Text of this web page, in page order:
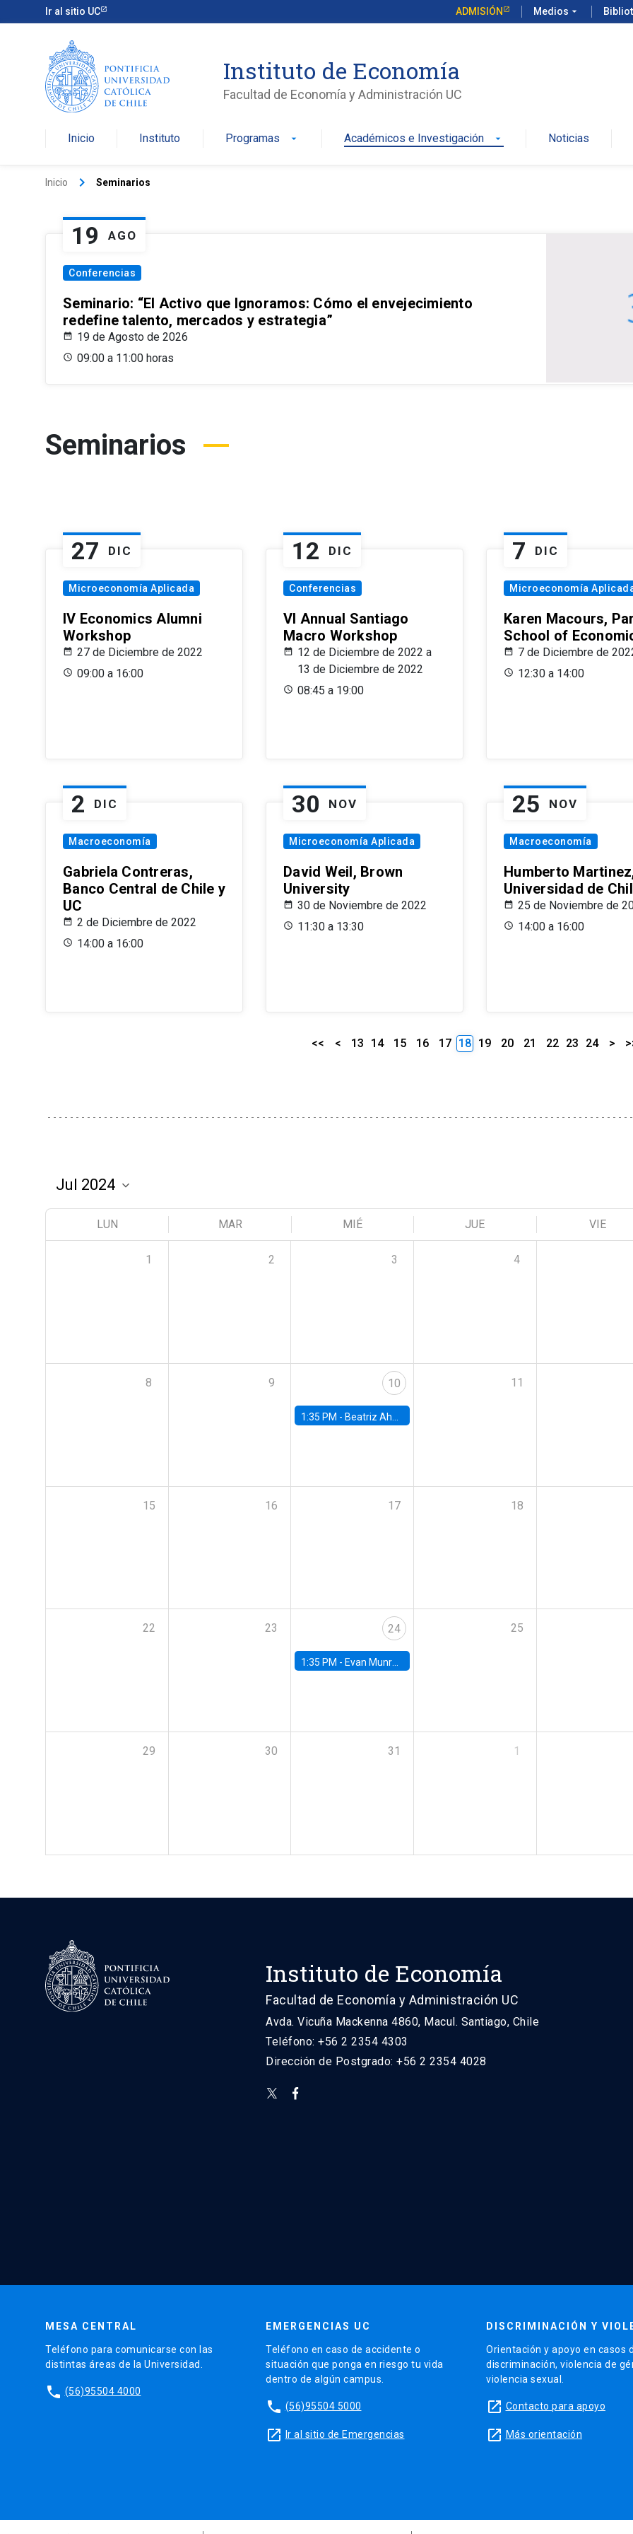
Ir al sitio UC ADMISIÓN Medios arrow_drop_down
Instituto de Economía
Facultad de Economía y Administración UC
Inicio Instituto Programas arrow_drop_down Académicos e Investigación arrow_drop_down Noticias
Inicio keyboard_arrow_right Seminarios
19 AGO
Conferencias
Seminario: “El Activo que Ignoramos: Cómo el envejecimiento
redefine talento, mercados y estrategia”
19 de Agosto de 2026
09:00 a 11:00 horas
Seminarios
27 DIC
Microeconomía Aplicada
IV Economics Alumni
Workshop
27 de Diciembre de 2022
09:00 a 16:00
12 DIC
Conferencias
VI Annual Santiago
Macro Workshop
12 de Diciembre de 2022 a
13 de Diciembre de 2022
08:45 a 19:00
7 DIC
Microeconomía
Karen Macours,
School of
7 de Diciembre de
12:30 a 14:00
2 DIC
Macroeconomía
Gabriela Contreras,
Banco Central de Chile y
UC
2 de Diciembre de 2022
14:00 a 16:00
30 NOV
Microeconomía Aplicada
David Weil, Brown
University
30 de Noviembre de 2022
11:30 a 13:30
25 NOV
Macroeconomía
Humberto
Universidad de
25 de Noviembre de
14:00 a 16:00
<< < 13 14 15 16 17 18 19 20 21 22 23 24 >
LUN MAR MIÉ JUE VIE
1 2 3 4
8 9 10
1:35 PM - Beatriz Ahumada, PhD candidate, Universidad de Pittsburgh
11
15 16 17 18
22 23 24
1:35 PM - Evan Munro, Neyman Visiting Assistant Professor in the Department of Statistics at UC Berkeley
25
29 30 31 1
Instituto de Economía
Facultad de Economía y Administración UC
Avda. Vicuña Mackenna 4860, Macul. Santiago, Chile
Teléfono: +56 2 2354 4303
Dirección de Postgrado: +56 2 2354 4028
MESA CENTRAL
Teléfono para comunicarse con las
distintas áreas de la Universidad.
phone (56)95504 4000
EMERGENCIAS UC
Teléfono en caso de accidente o
situación que ponga en riesgo tu vida
dentro de algún campus.
phone (56)95504 5000
launch Ir al sitio de Emergencias
DISCRIMINACIÓN Y
Orientación y apoyo en casos
discriminación, violencia de
violencia sexual.
launch Contacto para apoyo
launch Más orientación